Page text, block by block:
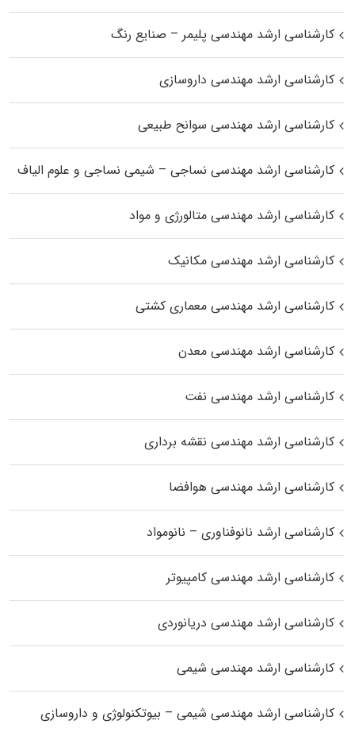
کارشناسی ارشد مهندسی پلیمر – صنایع رنگ
کارشناسی ارشد مهندسی داروسازی
کارشناسی ارشد مهندسی سوانح طبیعی
کارشناسی ارشد مهندسی نساجی – شیمی نساجی و علوم الیاف
کارشناسی ارشد مهندسی متالورژی و مواد
کارشناسی ارشد مهندسی مکانیک
کارشناسی ارشد مهندسی معماری کشتی
کارشناسی ارشد مهندسی معدن
کارشناسی ارشد مهندسی نفت
کارشناسی ارشد مهندسی نقشه برداری
کارشناسی ارشد مهندسی هوافضا
کارشناسی ارشد نانوفناوری – نانومواد
کارشناسی ارشد مهندسی کامپیوتر
کارشناسی ارشد مهندسی دریانوردی
کارشناسی ارشد مهندسی شیمی
کارشناسی ارشد مهندسی شیمی – بیوتکنولوژی و داروسازی